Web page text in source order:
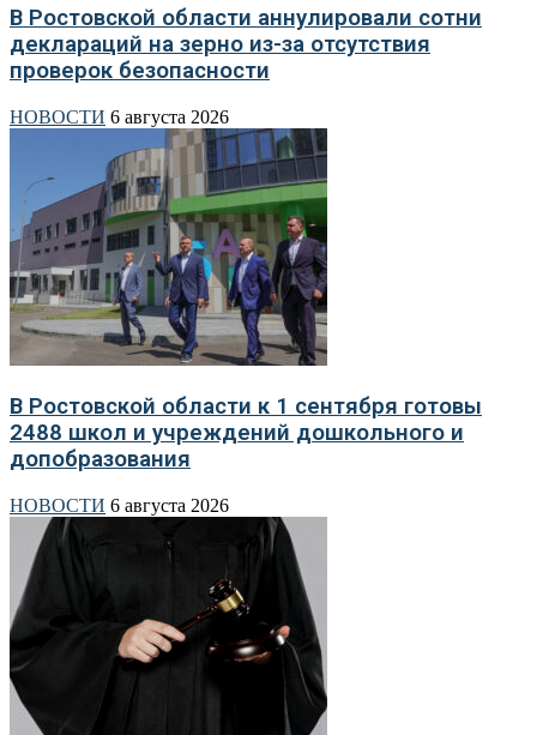
В Ростовской области аннулировали сотни
деклараций на зерно из-за отсутствия
проверок безопасности
НОВОСТИ 6 августа 2026
В Ростовской области к 1 сентября готовы
2488 школ и учреждений дошкольного и
допобразования
НОВОСТИ 6 августа 2026